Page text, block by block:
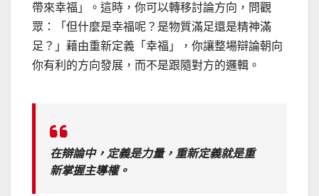
帶來幸福」。這時，你可以轉移討論方向，問觀
眾：「但什麼是幸福呢？是物質滿足還是精神滿
足？」藉由重新定義「幸福」，你讓整場辯論朝向
你有利的方向發展，而不是跟隨對方的邏輯。
在辯論中，定義是力量，重新定義就是重
新掌握主導權。